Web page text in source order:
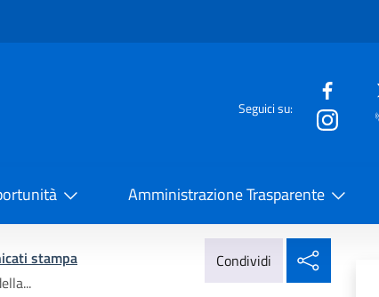
Seguici su:
Amministrazione Trasparente
stampa
Condividi